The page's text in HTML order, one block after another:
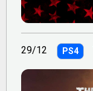
29/12 PS4